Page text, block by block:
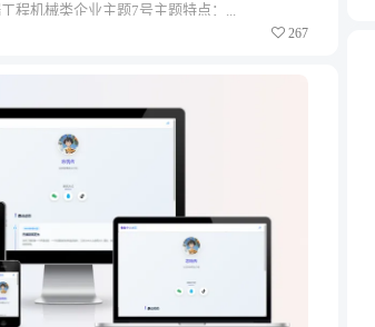
程机械类企业主题7号主题特点：...
267